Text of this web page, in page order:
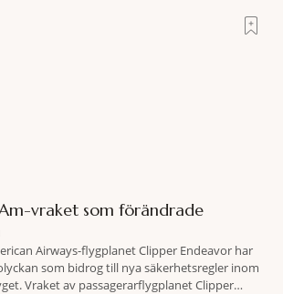
promenera, motionera
vraket som förändrade
Airways-flygplanet Clipper Endeavor har
som bidrog till nya säkerhetsregler inom
Vraket av passagerarflygplanet Clipper